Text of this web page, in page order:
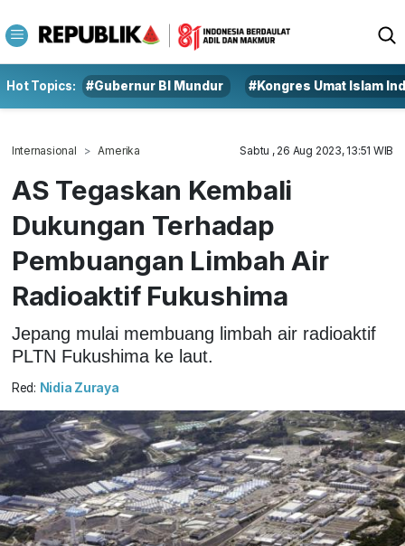
Hot Topics: #Gubernur BI Mundur #Kongres Umat Islam
Internasional Amerika Sabtu , 26 Aug 2023, 13:51 WIB
AS Tegaskan Kembali
Dukungan Terhadap
Pembuangan Limbah Air
Radioaktif Fukushima
Jepang mulai membuang limbah air radioaktif
PLTN Fukushima ke laut.
Red: Nidia Zuraya